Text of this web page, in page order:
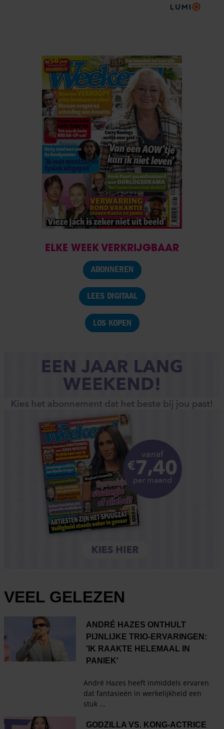
ELKE WEEK VERKRIJGBAAR
ABONNEREN
LEES DIGITAAL
LOS KOPEN